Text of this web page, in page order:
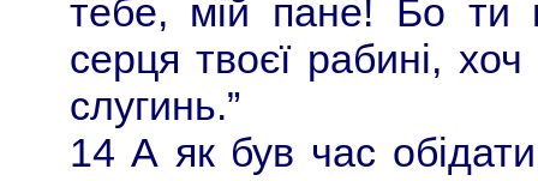
тебе, мій пане! Бо ти
серця твоєї рабині,
слугинь.”
14 А як був час